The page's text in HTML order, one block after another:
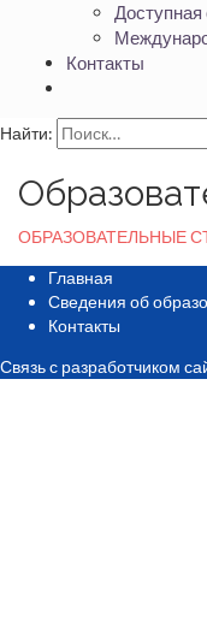
Доступная
Контакты
Найти:
ОБРАЗОВАТЕЛЬНЫЕ
Главная
Сведения об
Контакты
Связь с разработчиком